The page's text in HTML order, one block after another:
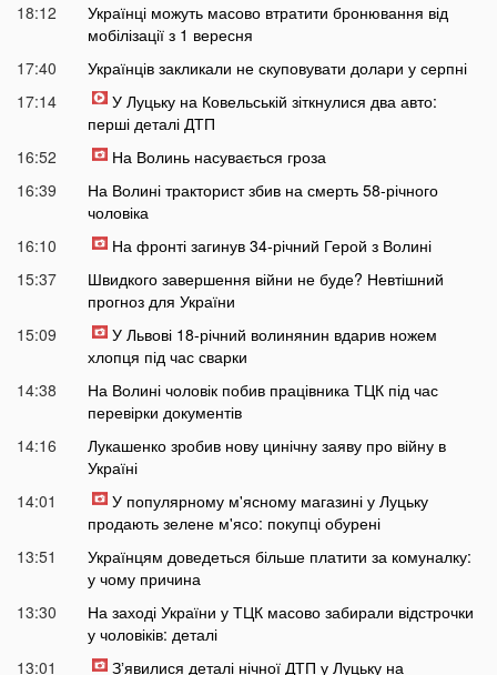
18:12
Українці можуть масово втратити бронювання від
мобілізації з 1 вересня
17:40
Українців закликали не скуповувати долари у серпні
17:14
У Луцьку на Ковельській зіткнулися два авто:
перші деталі ДТП
16:52
На Волинь насувається гроза
16:39
На Волині тракторист збив на смерть 58-річного
чоловіка
16:10
На фронті загинув 34-річний Герой з Волині
15:37
Швидкого завершення війни не буде? Невтішний
прогноз для України
15:09
У Львові 18-річний волинянин вдарив ножем
хлопця під час сварки
14:38
На Волині чоловік побив працівника ТЦК під час
перевірки документів
14:16
Лукашенко зробив нову цинічну заяву про війну в
Україні
14:01
У популярному м'ясному магазині у Луцьку
продають зелене м'ясо: покупці обурені
13:51
Українцям доведеться більше платити за комуналку:
у чому причина
13:30
На заході України у ТЦК масово забирали відстрочки
у чоловіків: деталі
13:01
Зʼявилися деталі нічної ДТП у Луцьку на